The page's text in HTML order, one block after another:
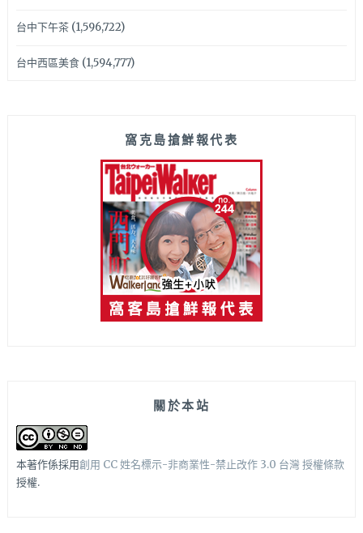
台中下午茶(1,596,722)
台中西區美食(1,594,777)
窩克島搶鮮報代表
關於本站
本著作係採用創用 CC 姓名標示-非商業性-禁止改作 3.0 台灣 授權條款
授權.